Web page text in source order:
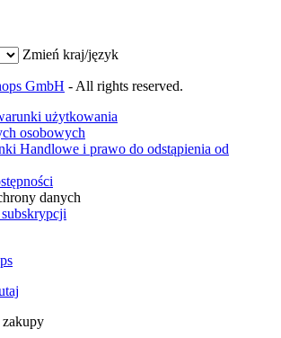
Zmień kraj/język
GmbH - All rights reserved.
użytkowania
osobowych
Handlowe i prawo do odstąpienia od
danych
zakupy